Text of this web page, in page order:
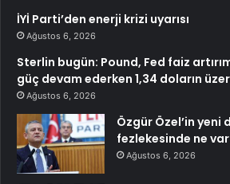
İYİ Parti’den enerji krizi uyarısı
Ağustos 6, 2026
Sterlin bugün: Pound, Fed faiz
güç devam ederken 1,34 doların
Ağustos 6, 2026
Özgür Özel’in yeni
fezlekesinde ne
Ağustos 6, 2026